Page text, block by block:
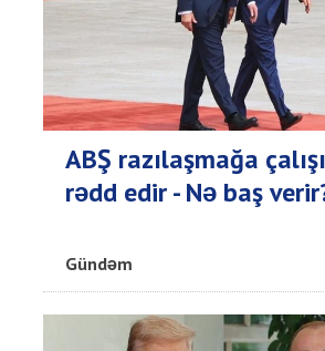
ABŞ razılaşmağa
rədd edir - Nə baş
Gündəm